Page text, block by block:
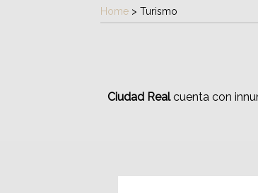
Home > Turismo
Ciudad Realcuenta con